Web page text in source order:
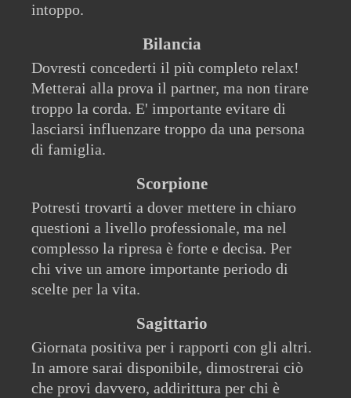
intoppo.
Bilancia
Dovresti concederti il più completo relax!
Metterai alla prova il partner, ma non tirare
troppo la corda. E' importante evitare di
lasciarsi influenzare troppo da una persona
di famiglia.
Scorpione
Potresti trovarti a dover mettere in chiaro
questioni a livello professionale, ma nel
complesso la ripresa è forte e decisa. Per
chi vive un amore importante periodo di
scelte per la vita.
Sagittario
Giornata positiva per i rapporti con gli altri.
In amore sarai disponibile, dimostrerai ciò
che provi davvero, addirittura per chi è